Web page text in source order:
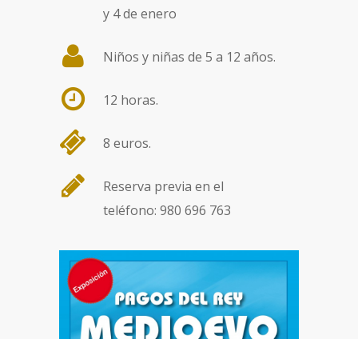
y 4 de enero
Niños y niñas de 5 a 12 años.
12 horas.
8 euros.
Reserva previa en el
teléfono: 980 696 763